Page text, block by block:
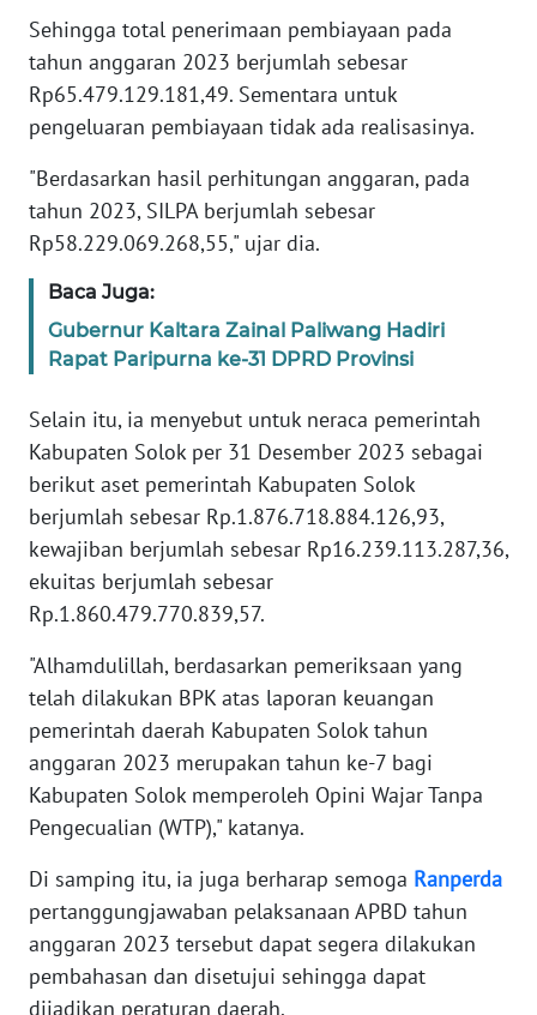
Sehingga total penerimaan pembiayaan pada
tahun anggaran 2023 berjumlah sebesar
Rp65.479.129.181,49. Sementara untuk
pengeluaran pembiayaan tidak ada realisasinya.
"Berdasarkan hasil perhitungan anggaran, pada
tahun 2023, SILPA berjumlah sebesar
Rp58.229.069.268,55," ujar dia.
Baca Juga:
Gubernur Kaltara Zainal Paliwang Hadiri
Rapat Paripurna ke-31 DPRD Provinsi
Selain itu, ia menyebut untuk neraca pemerintah
Kabupaten Solok per 31 Desember 2023 sebagai
berikut aset pemerintah Kabupaten Solok
berjumlah sebesar Rp.1.876.718.884.126,93,
kewajiban berjumlah sebesar Rp16.239.113.287,36,
ekuitas berjumlah sebesar
Rp.1.860.479.770.839,57.
"Alhamdulillah, berdasarkan pemeriksaan yang
telah dilakukan BPK atas laporan keuangan
pemerintah daerah Kabupaten Solok tahun
anggaran 2023 merupakan tahun ke-7 bagi
Kabupaten Solok memperoleh Opini Wajar Tanpa
Pengecualian (WTP)," katanya.
Di samping itu, ia juga berharap semoga Ranperda
pertanggungjawaban pelaksanaan APBD tahun
anggaran 2023 tersebut dapat segera dilakukan
pembahasan dan disetujui sehingga dapat
dijadikan peraturan daerah.
WN
NTT
WN
KEPRI
WN
PAPUA
WN
PAPUA
WN
RIAU
WN
SERAMBI
JAMBI
WN
NTB
SULTENG
WN